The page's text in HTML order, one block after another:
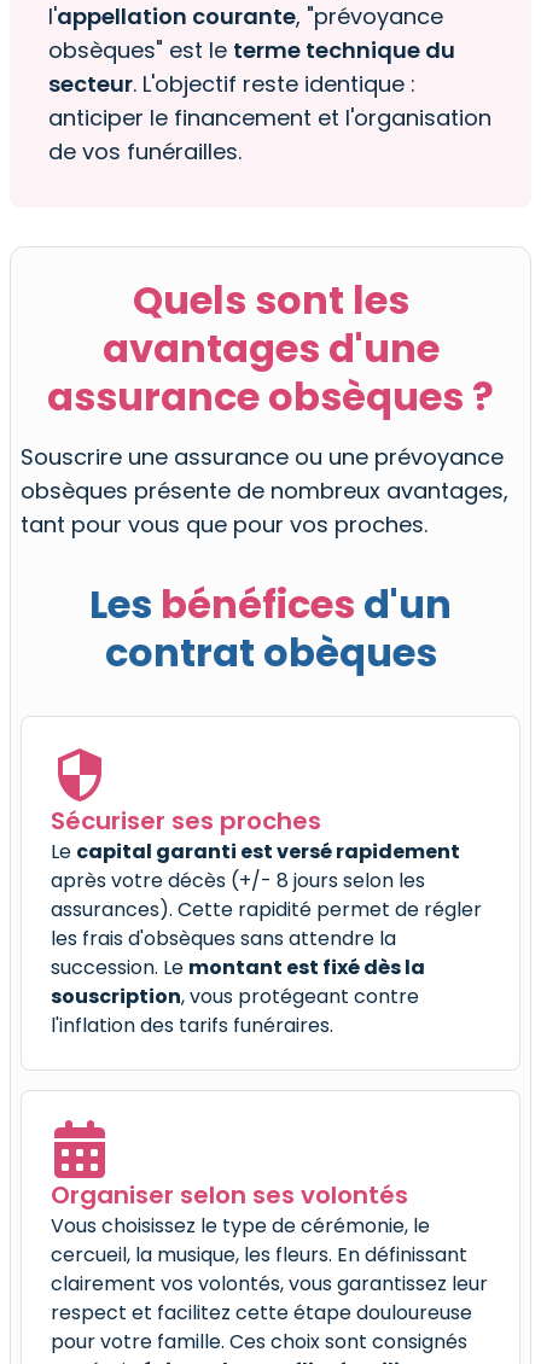
l'appellation courante, "prévoyance
obsèques" est le terme technique du
secteur. L'objectif reste identique :
anticiper le financement et l'organisation
de vos funérailles.
Quels sont les
avantages d'une
assurance obsèques ?
Souscrire une assurance ou une prévoyance
obsèques présente de nombreux avantages,
tant pour vous que pour vos proches.
Les bénéfices d'un
contrat obèques
Sécuriser ses proches
Le capital garanti est versé rapidement
après votre décès (+/- 8 jours selon les
assurances). Cette rapidité permet de régler
les frais d'obsèques sans attendre la
succession. Le montant est fixé dès la
souscription, vous protégeant contre
l'inflation des tarifs funéraires.
Organiser selon ses volontés
Vous choisissez le type de cérémonie, le
cercueil, la musique, les fleurs. En définissant
clairement vos volontés, vous garantissez leur
respect et facilitez cette étape douloureuse
pour votre famille. Ces choix sont consignés